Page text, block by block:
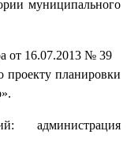
муниципального
от 16.07.2013 № 39
планировки
администрация